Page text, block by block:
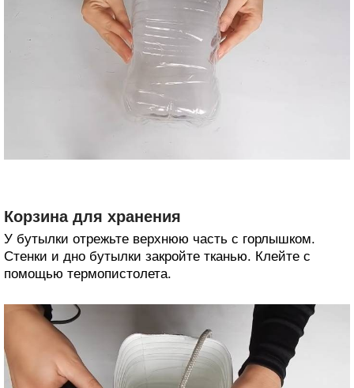
Корзина для хранения
У бутылки отрежьте верхнюю часть с горлышком.
Стенки и дно бутылки закройте тканью. Клейте с
помощью термопистолета.